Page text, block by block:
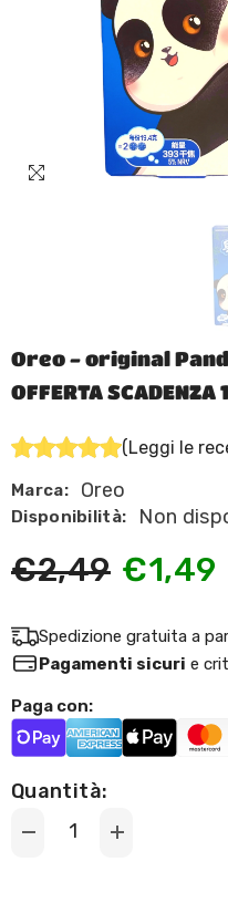
Oreo - original
OFFERTA SCADENZA
(Leggi le
Marca: Oreo
Disponibilità: Non
€2,49 €1,49
Spedizione gratuita a
Pagamenti sicuri e
Paga con:
Quantità:
Decrease
Increase